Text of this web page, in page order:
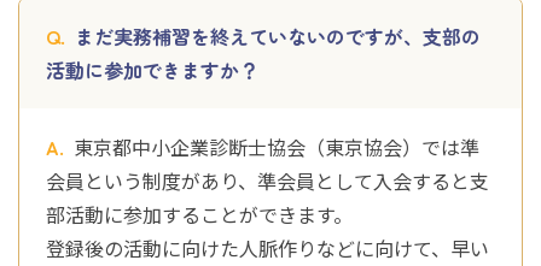
まだ実務補習を終えていないのですが、支部の
活動に参加できますか？
東京都中小企業診断士協会（東京協会）では準
会員という制度があり、準会員として入会すると支
部活動に参加することができます。
登録後の活動に向けた人脈作りなどに向けて、早い